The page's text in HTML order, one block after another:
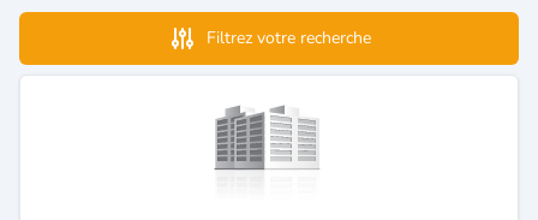
Filtrez votre recherche